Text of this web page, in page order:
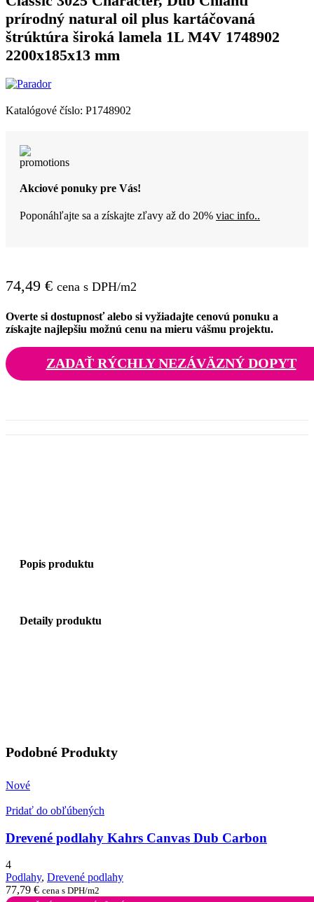
prírodný natural oil plus kartáčovaná
štrúktúra široká lamela 1L M4V 1748902
2200x185x13 mm
Katalógové číslo: P1748902
Akciové ponuky pre Vás!
Poponáhľajte sa a získajte zľavy až do 20% viac info..
74,49 € cena s DPH/m2
Overte si dostupnosť alebo si vyžiadajte cenovú ponuku a
získajte najlepšiu možnú cenu na mieru vášmu projektu.
ZADAŤ RÝCHLY NEZÁVÄZNÝ DOPYT
Popis produktu
Detaily produktu
Podobné Produkty
Nové
Pridať do obľúbených
Drevené podlahy Kahrs Canvas Dub Carbon
4
Podlahy, Drevené podlahy
77,79 € cena s DPH/m2